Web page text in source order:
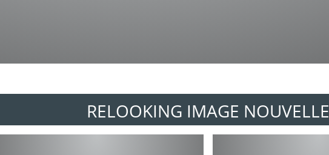
RELOOKING IMAGE NOUVELLE